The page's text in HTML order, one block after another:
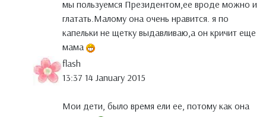
мы пользуемся Президентом,ее вроде можно и
глатать.Малому она очень нравится. я по
капельки не щетку выдавливаю,а он кричит еще
мама
flash
13:37 14 January 2015
Мои дети, было время ели ее, потому как она